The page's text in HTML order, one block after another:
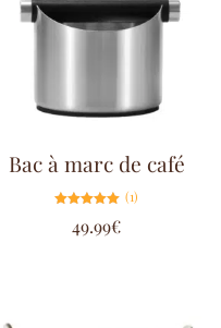
Bac à marc de café
5.00
sur 5
(1)
49.99€